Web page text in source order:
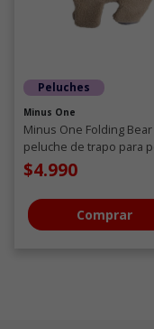
Peluches
Minus One
Minus One Folding Bear
peluche de trapo para
$4.990
Comprar